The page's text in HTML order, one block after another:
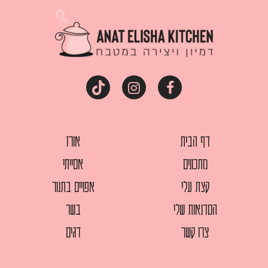
דף הבית
מתכונים
קצת עלי
הסדנאות שלי
צרו קשר
אורז
אסייתי
אפויים בתנור
בשר
דגים